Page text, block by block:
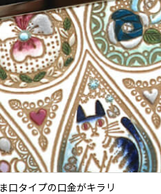
口タイプの口金がキラリ